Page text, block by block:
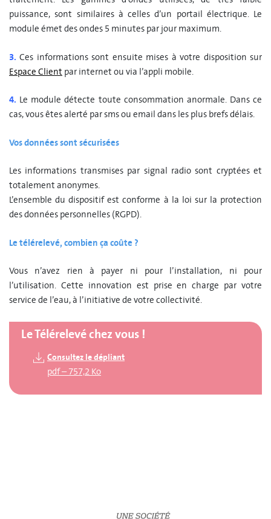
puissance, sont similaires à celles d’un portail électrique. Le
module émet des ondes 5 minutes par jour maximum.
3. Ces informations sont ensuite mises à votre disposition sur
Espace Client par internet ou via l’appli mobile.
4. Le module détecte toute consommation anormale. Dans ce
cas, vous êtes alerté par sms ou email dans les plus brefs délais.
Vos données sont sécurisées
Les informations transmises par signal radio sont cryptées et
totalement anonymes.
L’ensemble du dispositif est conforme à la loi sur la protection
des données personnelles (RGPD).
Le télérelevé, combien ça coûte ?
Vous n’avez rien à payer ni pour l’installation, ni pour
l’utilisation. Cette innovation est prise en charge par votre
service de l’eau, à l’initiative de votre collectivité.
Le Télérelevé chez vous !
Consultez le dépliant
pdf–757,2 Ko